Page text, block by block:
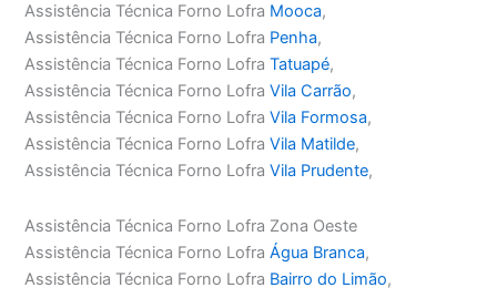
Assistência Técnica Forno Lofra Mooca,
Assistência Técnica Forno Lofra Penha,
Assistência Técnica Forno LofraTatuapé,
Assistência Técnica Forno LofraVila Carrão,
Assistência Técnica Forno LofraVila Formosa,
Assistência Técnica Forno LofraVila Matilde,
Assistência Técnica Forno LofraVila Prudente,
Assistência Técnica Forno Lofra Zona Oeste
Assistência Técnica Forno LofraÁgua Branca,
Assistência Técnica Forno Lofra Bairro do Limão,